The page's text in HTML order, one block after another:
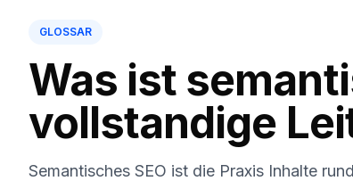
GLOSSAR
Was ist
vollstandige
Semantisches SEO ist die Praxis Inhalte